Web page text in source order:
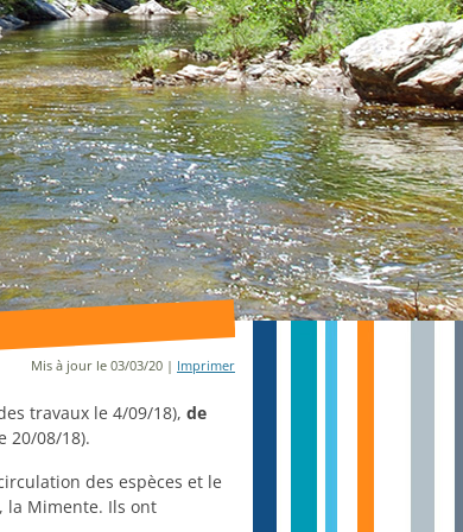
Mis à jour le 03/03/20 | Imprimer
travaux le 4/09/18), de
20/08/18).
des espèces et le
la Mimente. Ils ont